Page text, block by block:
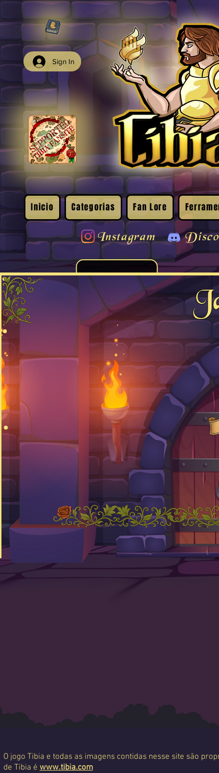
Sign In
Inicio Categorias Fan Lore
Instagram
O jogo Tibia e todas as imagens contidas nesse site são
de Tibia é www.tibia.com